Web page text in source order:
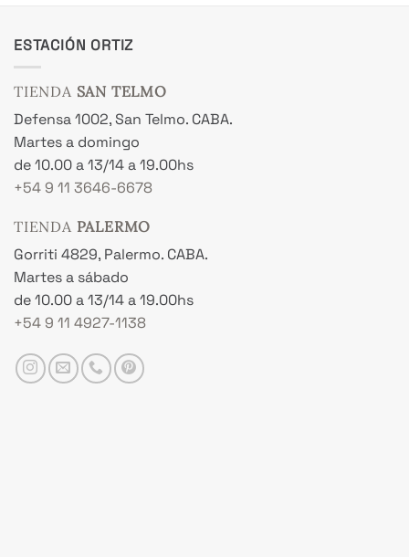
ESTACIÓN ORTIZ
TIENDA SAN TELMO
Defensa 1002, San Telmo. CABA.
Martes a domingo
de 10.00 a 13/14 a 19.00hs
+54 9 11 3646-6678
TIENDA PALERMO
Gorriti 4829, Palermo. CABA.
Martes a sábado
de 10.00 a 13/14 a 19.00hs
+54 9 11 4927-1138